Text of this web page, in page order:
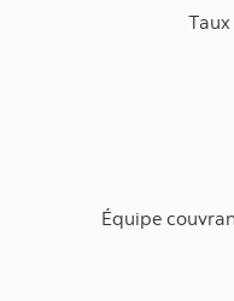
Équipe